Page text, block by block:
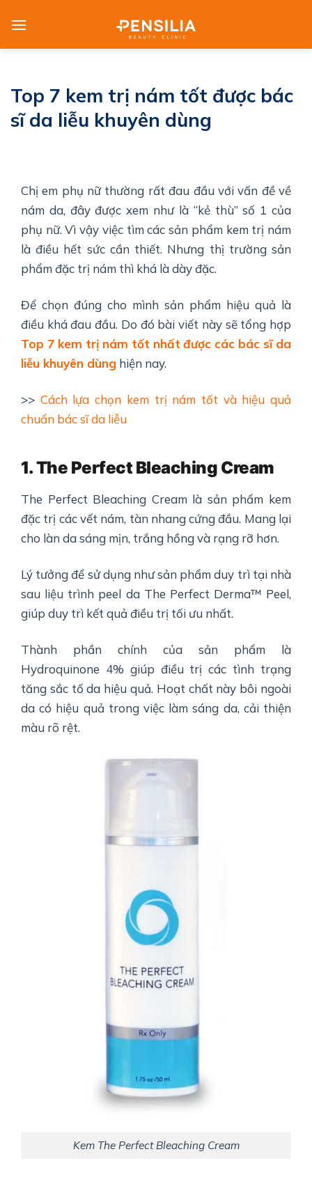
Top 7 kem trị nám tốt được bác
sĩ da liễu khuyên dùng
Chị em phụ nữ thường rất đau đầu với vấn đề về
nám da, đây được xem như là “kẻ thù” số 1 của
phụ nữ. Vì vậy việc tìm các sản phẩm kem trị nám
là điều hết sức cần thiết. Nhưng thị trường sản
phẩm đặc trị nám thì khá là dày đặc.
Để chọn đúng cho mình sản phẩm hiệu quả là
điều khá đau đầu. Do đó bài viết này sẽ tổng hợp
Top 7 kem trị nám tốt nhất được các bác sĩ da
liễu khuyên dùng hiện nay.
>> Cách lựa chọn kem trị nám tốt và hiệu quả
chuẩn bác sĩ da liễu
1. The Perfect Bleaching Cream
The Perfect Bleaching Cream là sản phẩm kem
đặc trị các vết nám, tàn nhang cứng đầu. Mang lại
cho làn da sáng mịn, trắng hồng và rạng rỡ hơn.
Lý tưởng để sử dụng như sản phẩm duy trì tại nhà
sau liệu trình peel da The Perfect Derma™ Peel,
giúp duy trì kết quả điều trị tối ưu nhất.
Thành phần chính của sản phẩm là
Hydroquinone 4% giúp điều trị các tình trạng
tăng sắc tố da hiệu quả. Hoạt chất này bôi ngoài
da có hiệu quả trong việc làm sáng da, cải thiện
màu rõ rệt.
Kem The Perfect Bleaching Cream